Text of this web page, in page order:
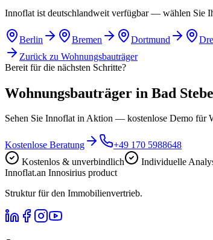
Innoflat ist deutschlandweit verfügbar — wählen Sie
Berlin Bremen Dortmund
Zurück zu Wohnungsbauträger
Bereit für die nächsten Schritte?
Wohnungsbauträger in Bad
Sehen Sie Innoflat in Aktion — kostenlose Demo für
Kostenlose Beratung
+49 170 5988648
Kostenlos & unverbindlich
Individuelle
Innoflat.an Innosirius product
Struktur für den Immobilienvertrieb.